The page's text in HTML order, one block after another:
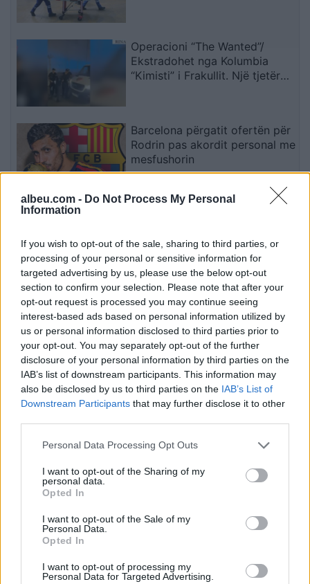
albeu.com - Do Not Process My Personal
Information
If you wish to opt-out of the sale, sharing to third parties, or
processing of your personal or sensitive information for
targeted advertising by us, please use the below opt-out
section to confirm your selection. Please note that after your
opt-out request is processed you may continue seeing
interest-based ads based on personal information utilized by
us or personal information disclosed to third parties prior to
your opt-out. You may separately opt-out of the further
disclosure of your personal information by third parties on the
IAB’s list of downstream participants. This information may
also be disclosed by us to third parties on the IAB’s List of
Downstream Participants that may further disclose it to other
Personal Data Processing Opt Outs
I want to opt-out of the Sharing of my
personal data.
Opted In
I want to opt-out of the Sale of my
Personal Data.
Opted In
I want to opt-out of processing my
Personal Data for Targeted Advertising.
Operacioni “The Wanted”/
Ekstradohet nga Kolumbia
“Kimisti” i Frakullit. Një tjetër
Barcelona përgatit ofertën për
Rodrin pas akordit personal me
mesfushorin
hyrje në pesë ditët e para të
gushtit
Esim for Global
Esim for USA|Esim for Italy| Esim for Spain|Esim